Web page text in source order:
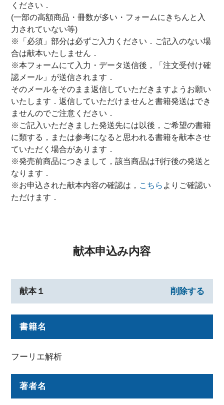
ください．
(一部の高額商品・冊数が多い・フォームにきちんと入
力されていない等)
※「必須」部分は必ずご入力ください．ご記入のない場
合は献本いたしません．
※本フォームにて入力・データ送信後，「注文受付け確
認メール」が送信されます．
そのメールをそのまま返信していただきますようお願い
いたします．返信していただけませんと書籍発送はでき
ませんのでご注意ください．
※ご記入いただきました発送先には以後，ご希望の書籍
に類する，または参考になると思われる書籍を献本させ
ていただく場合があります．
※発売前商品につきまして，該当商品は刊行後の発送と
なります．
※お申込された献本内容の確認は， こちら よりご確認い
ただけます．
献本申込み内容
献本１ 削除する
書籍名
フーリエ解析
著者名